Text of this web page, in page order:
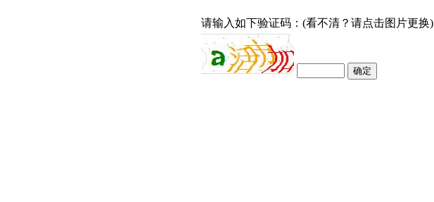
请输入如下验证码：(看不清？请点击图片更换)